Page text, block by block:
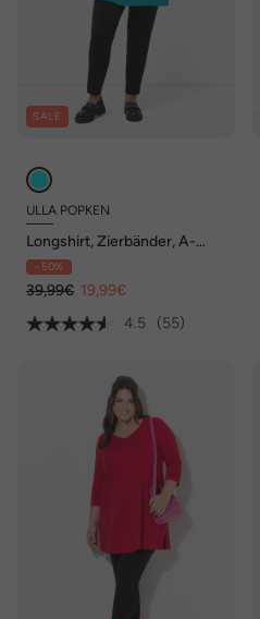
SALE
ULLA POPKEN
Longshirt, Zierbänder, A-
Linie, V-Ausschnitt, 3/4-Arm
- 50%
39,99€ 19,99€
4.5
(55)